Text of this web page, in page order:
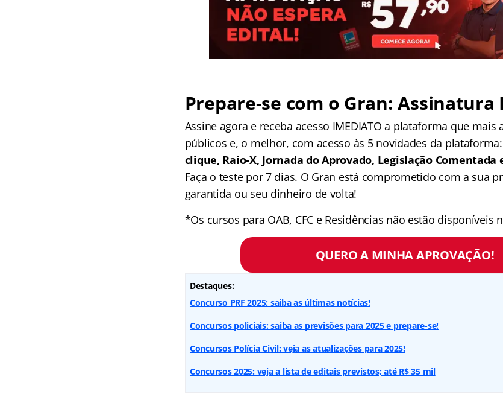
Prepare-se com o Gran: Assinatura
Assine agora e receba acesso IMEDIATO a plataforma que
públicos e, o melhor, com acesso às 5 novidades da plataforma:
clique, Raio-X, Jornada do Aprovado, Legislação
Faça o teste por 7 dias. O Gran está comprometido com a sua
garantida ou seu dinheiro de volta!
*Os cursos para OAB, CFC e Residências não estão disponíveis
QUERO A MINHA APROVAÇÃO!
Destaques:
Concurso PRF 2025: saiba as últimas notícias!
Concursos policiais: saiba as previsões para 2025 e prepare-se!
Concursos Polícia Civil: veja as atualizações para 2025!
Concursos 2025: veja a lista de editais previstos; até R$ 35 mil